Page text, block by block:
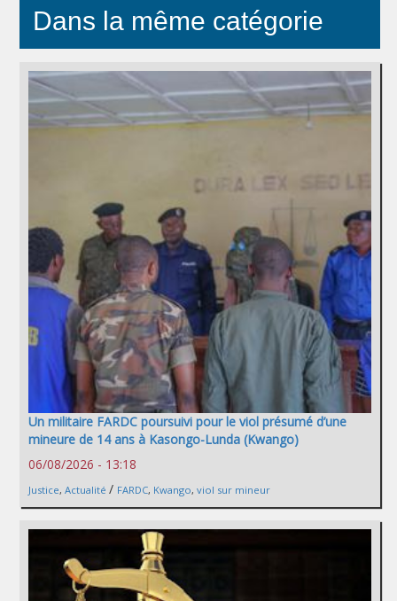
Dans la même catégorie
Un militaire FARDC poursuivi pour le viol présumé d’une
mineure de 14 ans à Kasongo-Lunda (Kwango)
06/08/2026 - 13:18
Justice, Actualité / FARDC, Kwango, viol sur mineur